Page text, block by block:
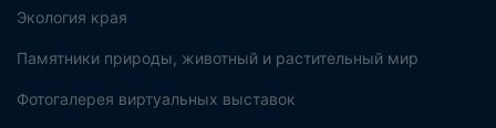
Экология края
Памятники природы, животный и растительный мир
Фотогалерея виртуальных выставок